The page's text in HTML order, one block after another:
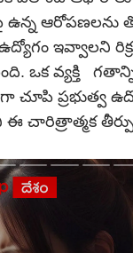
ఉన్న ఆరోపణలను
ఇవ్వాలని
ఒక వ్యక్తి
చూపి ప్రభుత్వ
ఈ చారిత్రాత్మక